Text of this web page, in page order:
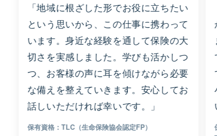
「地域に根ざした形でお役に立ちたい
という思いから、この仕事に携わって
います。身近な経験を通して保険の大
切さを実感しました。学びも活かしつ
つ、お客様の声に耳を傾けながら必要
な備えを整えていきます。安心してお
話しいただければ幸いです。」
TLC（生命保険協会認定FP）